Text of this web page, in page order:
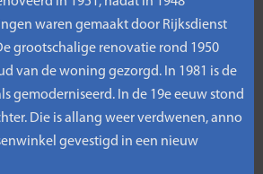
waren gemaakt door Rijksdienst
grootschalige renovatie rond 1950
van de woning gezorgd. In 1981 is de
gemoderniseerd. In de 19e eeuw stond
Die is allang weer verdwenen, anno
gevestigd in een nieuw